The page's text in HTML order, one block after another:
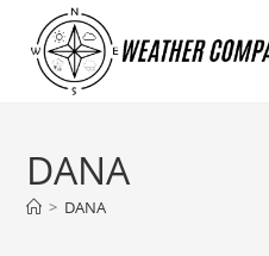
περιεχόμενο
DANA
> DANA